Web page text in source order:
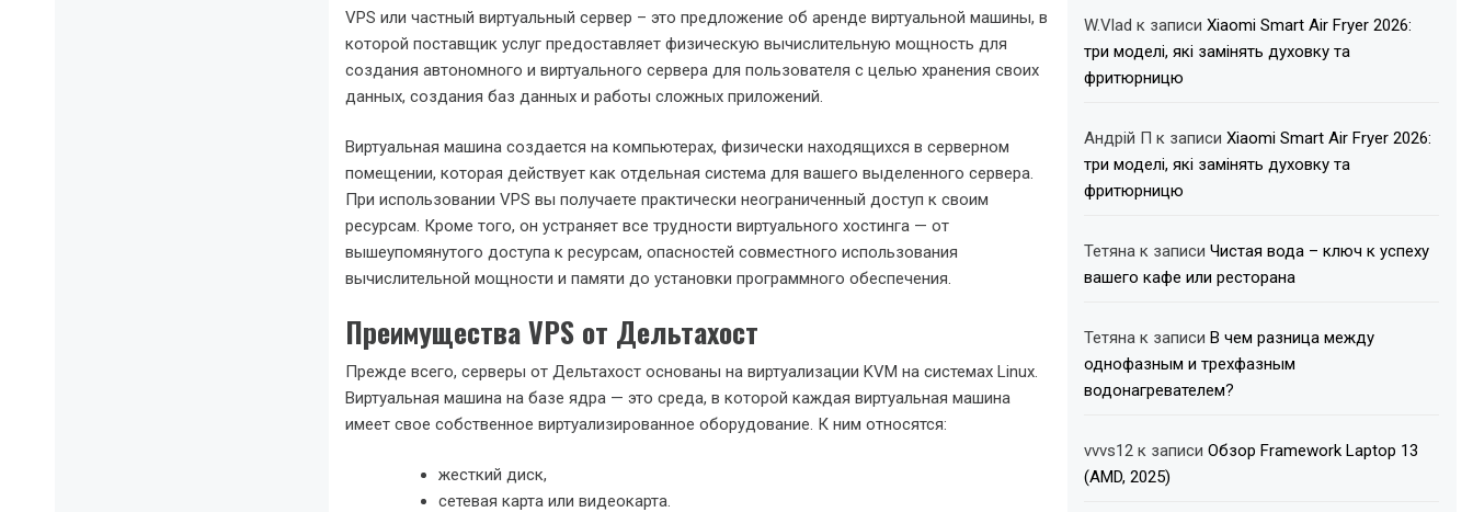
VPS или частный виртуальный сервер – это предложение об аренде виртуальной машины, в
которой поставщик услуг предоставляет физическую вычислительную мощность для
создания автономного и виртуального сервера для пользователя с целью хранения своих
данных, создания баз данных и работы сложных приложений.
Виртуальная машина создается на компьютерах, физически находящихся в серверном
помещении, которая действует как отдельная система для вашего выделенного сервера.
При использовании VPS вы получаете практически неограниченный доступ к своим
ресурсам. Кроме того, он устраняет все трудности виртуального хостинга — от
вышеупомянутого доступа к ресурсам, опасностей совместного использования
вычислительной мощности и памяти до установки программного обеспечения.
Преимущества VPS от Дельтахост
Прежде всего, серверы от Дельтахост основаны на виртуализации KVM на системах Linux.
Виртуальная машина на базе ядра — это среда, в которой каждая виртуальная машина
имеет свое собственное виртуализированное оборудование. К ним относятся:
жесткий диск,
сетевая карта или видеокарта.
W.Vlad к записиXiaomi Smart Air Fryer 2026:
три моделі, які замінять духовку та
фритюрницю
Андрій П к записиXiaomi Smart Air Fryer 2026:
три моделі, які замінять духовку та
фритюрницю
Тетяна к записиЧистая вода – ключ к успеху
вашего кафе или ресторана
Тетяна к записиВ чем разница между
однофазным и трехфазным
водонагревателем?
vvvs12 к записиОбзор Framework Laptop 13
(AMD, 2025)